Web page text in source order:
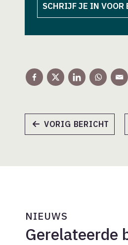
SCHRIJF JE IN
VORIG BERICHT
NIEUWS
Gerelateerde